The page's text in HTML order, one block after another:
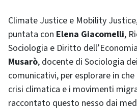
Climate Justice e Mobility
puntata con Elena Giacomelli,
Sociologia e Diritto
Musarò, docente di Sociologia
comunicativi, per esplorare in
crisi climatica e i movimenti
raccontato questo nesso dai